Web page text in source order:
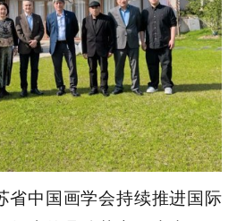
省中国画学会持续推进国际